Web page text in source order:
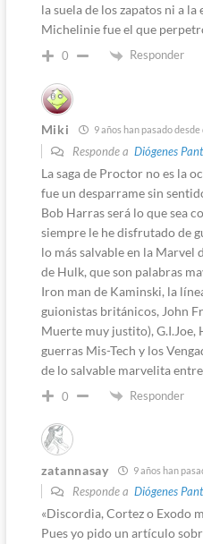
la suela de los zapatos ni a
Michelinie fue el que
0 Responder
Miki 9 años han pasado
Responde a Diógenes
La saga de Proctor no es la
fue un desparrame sin
Bob Harras será lo que sea
siempre le he disfrutado de
lo más salvable en la Marvel
de Hulk, que son palabras
Iron man de Kaminski, la
guionistas británicos, John
Muerte muy justito), G.I.Joe,
guerras Mis-Tech y los
de lo salvable marvelita
0 Responder
zatannasay 9 años han
Responde a Diógenes
«Discordia, Cortez o Exodo
Pues yo pido un artículo